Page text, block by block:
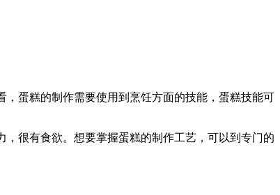
蛋糕的制作需要使用到烹饪方面的技能，蛋糕技能可
很有食欲。想要掌握蛋糕的制作工艺，可以到专门的